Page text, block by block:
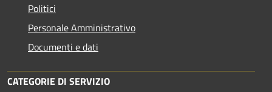
Politici
Personale Amministrativo
Documenti e dati
CATEGORIE DI SERVIZIO